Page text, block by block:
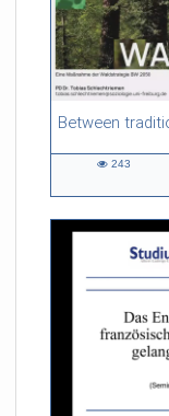
54:13 duration
243